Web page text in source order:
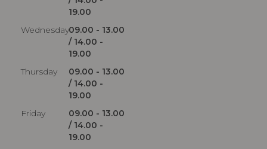
19.00
Wednesday09.00 - 13.00
/ 14.00 -
19.00
Thursday
09.00 - 13.00
/ 14.00 -
19.00
Friday
09.00 - 13.00
/ 14.00 -
19.00